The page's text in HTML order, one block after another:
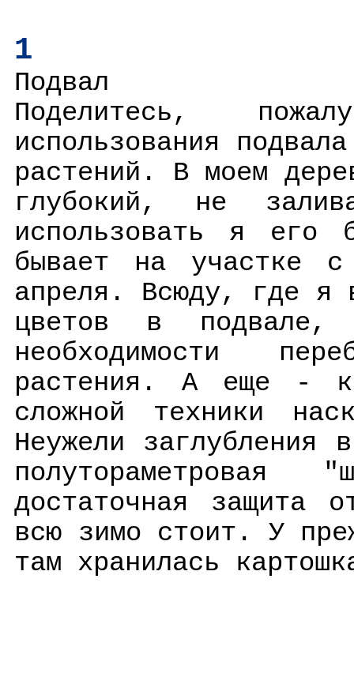
1
Подвал
Поделитесь,
использования
растений. В моем
глубокий, не
использовать я
бывает на участке
апреля. Всюду, где я
цветов в
необходимости
растения. А еще -
сложной техники
Неужели заглубления
достаточная защита
всю зимо стоит. У
там хранилась